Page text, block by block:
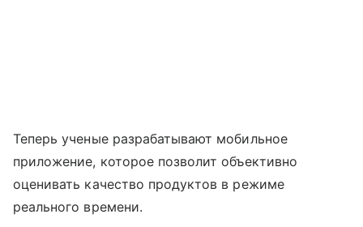
Теперь ученые разрабатывают мобильное
приложение, которое позволит объективно
оценивать качество продуктов в режиме
реального времени.